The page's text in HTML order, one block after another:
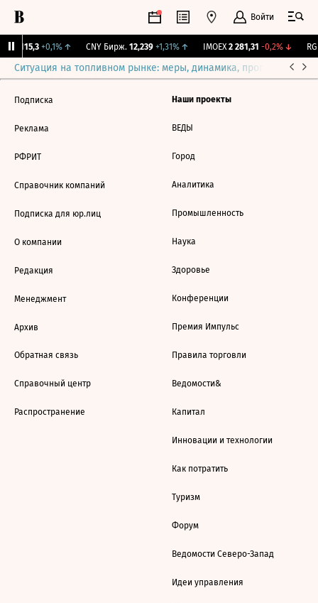
Войти
115,3 +0,1%↑ CNY Бирж. 12,239 +1,31%↑ IMOEX 2 281,31 -0,2%↓
Ситуация на топливном рынке: меры, динамика, прогнозы
Подписка
Реклама
РФРИТ
Справочник компаний
Подписка для юр.лиц
О компании
Редакция
Менеджмент
Архив
Обратная связь
Справочный центр
Распространение
Наши проекты
ВЕДЫ
Город
Аналитика
Промышленность
Наука
Здоровье
Конференции
Премия Импульс
Правила торговли
Ведомости&
Капитал
Инновации и технологии
Как потратить
Туризм
Форум
Ведомости Северо-Запад
Идеи управления